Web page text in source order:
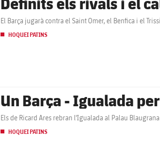
El Barça jugarà contra el Saint Omer, el Benfica i el
HOQUEI PATINS
Un Barça - Igualada
Els de Ricard Ares rebran l'Igualada al Palau
HOQUEI PATINS